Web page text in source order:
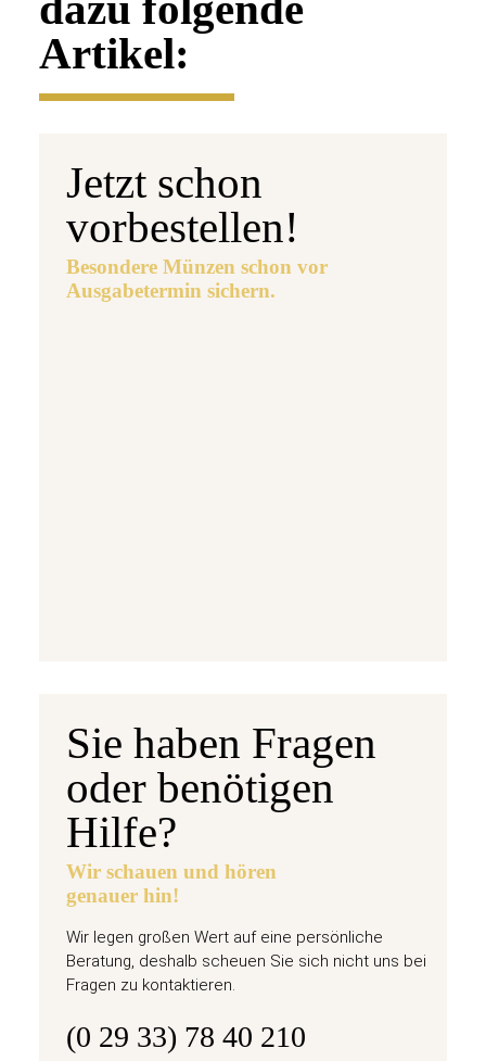
Artikel:
Jetzt schon
vorbestellen!
Besondere Münzen schon vor
Ausgabetermin sichern.
Sie haben Fragen
oder benötigen
Hilfe?
Wir schauen und hören
genauer hin!
Wir legen großen Wert auf eine persönliche
Beratung, deshalb scheuen Sie sich nicht uns bei
Fragen zu kontaktieren.
(0 29 33) 78 40 210